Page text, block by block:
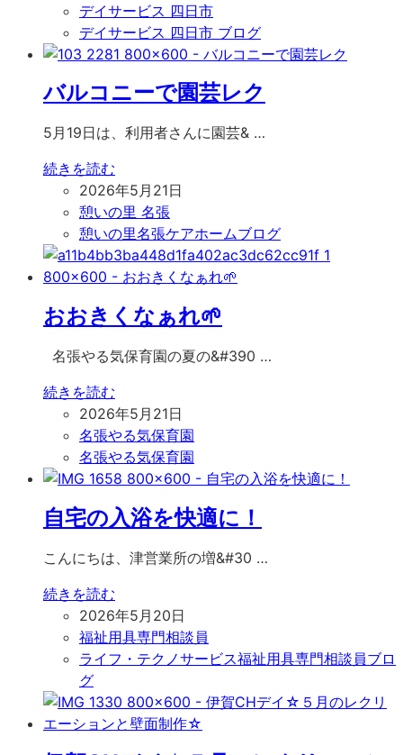
デイサービス 四日市
デイサービス 四日市 ブログ
バルコニーで園芸レク
5月19日は、利用者さんに園芸& …
続きを読む
2026年5月21日
憩いの里 名張
憩いの里名張ケアホームブログ
おおきくなぁれ🌱
名張やる気保育園の夏の&#390 …
続きを読む
2026年5月21日
名張やる気保育園
名張やる気保育園
自宅の入浴を快適に！
こんにちは、津営業所の増&#30 …
続きを読む
2026年5月20日
福祉用具専門相談員
ライフ・テクノサービス福祉用具専門相談員ブロ
グ